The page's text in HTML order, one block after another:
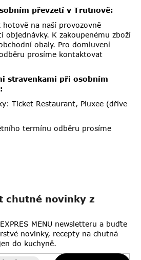
převzetí v Trutnově:
hotově na naší provozovně
objednávky. K zakoupenému zboží
obaly. Pro domluvení
prosíme kontaktovat
stravenkami při osobním
Ticket Restaurant, Pluxee (dříve
termínu odběru prosíme
chutné novinky z
MENU newsletteru a buďte
novinky, recepty na chutná
do kuchyně.